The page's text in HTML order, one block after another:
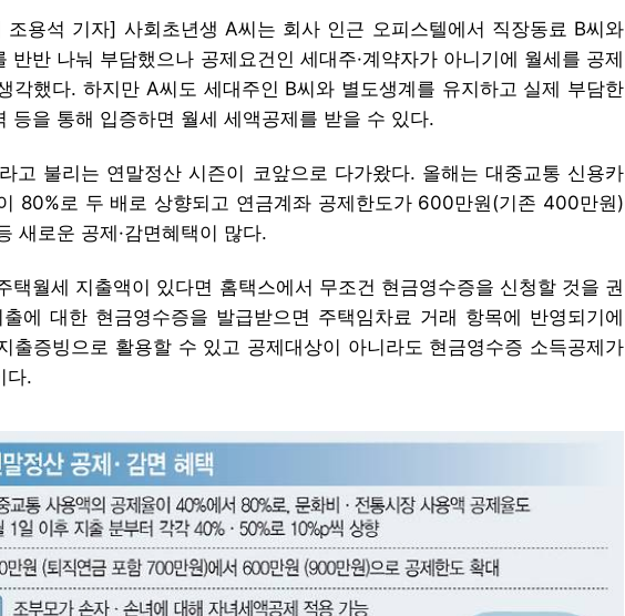
조용석 기자] 사회초년생 A씨는 회사 인근 오피스텔에서 직장동료 B씨와
반반 나눠 부담했으나 공제요건인 세대주·계약자가 아니기에 월세를 공제
각했다. 하지만 A씨도 세대주인 B씨와 별도생계를 유지하고 실제 부담한
등을 통해 입증하면 월세 세액공제를 받을 수 있다.
라고 불리는 연말정산 시즌이 코앞으로 다가왔다. 올해는 대중교통 신용카
80%로 두 배로 상향되고 연금계좌 공제한도가 600만원(기존 400만원)
새로운 공제·감면혜택이 많다.
택월세 지출액이 있다면 홈택스에서 무조건 현금영수증을 신청할 것을 권
에 대한 현금영수증을 발급받으면 주택임차료 거래 항목에 반영되기에
출증빙으로 활용할 수 있고 공제대상이 아니라도 현금영수증 소득공제가
다.